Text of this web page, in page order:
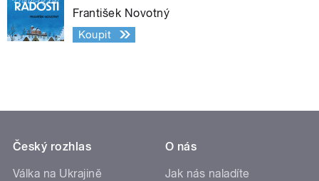
František Novotný
Koupit
Český rozhlas
Válka na Ukrajině
O nás
Jak nás naladíte